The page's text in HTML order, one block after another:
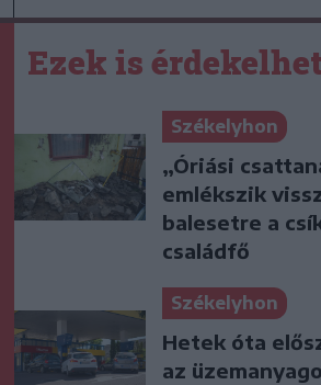
Ezek is
Székelyhon
„Óriási
emlékszik
balesetre a
családfő
Székelyhon
Hetek óta
az